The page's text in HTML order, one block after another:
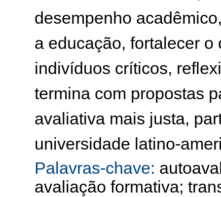
desempenho
a educação, fortalecer
indivíduos críticos,
termina com propostas
avaliativa mais justa,
universidade latino-
Palavras-chave:
avaliação formativa;